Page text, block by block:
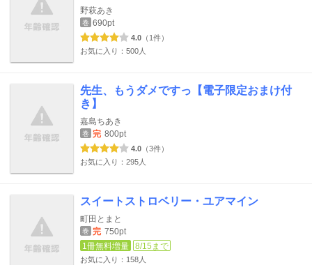
野萩あき
巻 690pt
4.0 （1件）
お気に入り：500人
先生、もうダメですっ【電子限定おまけ付
き】
嘉島ちあき
巻 完 800pt
4.0 （3件）
お気に入り：295人
スイートストロベリー・ユアマイン
町田とまと
巻 完 750pt
1冊無料増量
8/15まで
お気に入り：158人